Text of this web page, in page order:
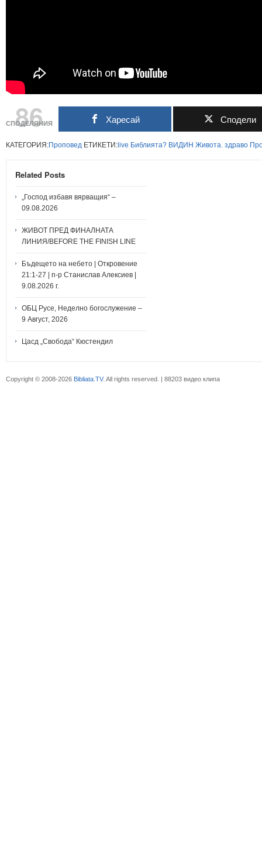
86
СПОДЕЛЯНИЯ Харесай Сподели
КАТЕГОРИЯ:Проповед ЕТИКЕТИ:live Библията? ВИДИН Живота. здраво
Related Posts
„Господ избавя вярващия“ –
09.08.2026
ЖИВОТ ПРЕД ФИНАЛНАТА
ЛИНИЯ/BEFORE THE FINISH LINE
Бъдещето на небето | Откровение
21:1-27 | п-р Станислав Алексиев |
9.08.2026 г.
ОБЦ Русе, Неделно богослужение –
9 Август, 2026
Цасд „Свобода“ Кюстендил
Copyright © 2008-2026 Bibliata.TV. All rights reserved. | 88203 видео клипа